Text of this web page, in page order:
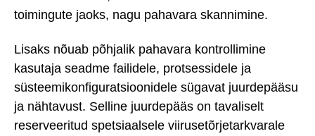
toimingute jaoks, nagu pahavara skannimine.
Lisaks nõuab põhjalik pahavara kontrollimine
kasutaja seadme failidele, protsessidele ja
süsteemikonfiguratsioonidele sügavat juurdepääsu
ja nähtavust. Selline juurdepääs on tavaliselt
reserveeritud spetsiaalsele viirusetõrjetarkvarale